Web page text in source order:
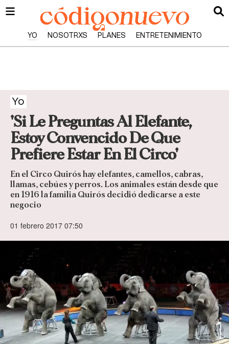
YO NOSOTRXS PLANES ENTRETENIMIENTO
Yo
'Si Le Preguntas Al Elefante,
Estoy Convencido De Que
Prefiere Estar En El Circo'
En el Circo Quirós hay elefantes, camellos, cabras,
llamas, cebúes y perros. Los animales están desde que
en 1916 la familia Quirós decidió dedicarse a este
negocio
01 febrero 2017 07:50